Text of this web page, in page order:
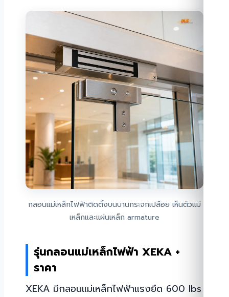
กลอนแม่เหล็กไฟฟ้าติดตั้งบนบานกระจกเปลือย เห็นตัวแม่
เหล็กและแผ่นเหล็ก armature
รุ่นกลอนแม่เหล็กไฟฟ้า XEKA +
ราคา
XEKA มีกลอนแม่เหล็กไฟฟ้าแรงยึด 600 lbs